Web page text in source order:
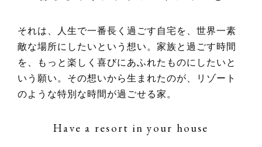
それは、人生で一番⻑く過ごす自宅を、世界一素
敵な場所にしたいという想い。家族と過ごす時間
を、もっと楽しく喜びにあふれたものにしたいと
いう願い。その想いから生まれたのが、リゾート
のような特別な時間が過ごせる家。
Have a resort in your house